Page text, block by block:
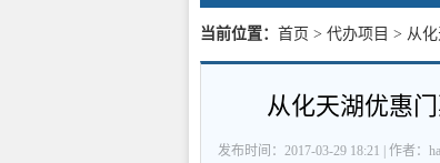
当前位置： 首页 > 代办项目 > 从
从化天湖优惠
发布时间：2017-03-29 18:21 | 作者：